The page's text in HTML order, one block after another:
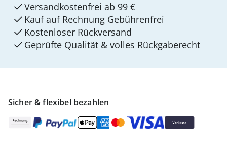
Sicher & flexibel bezahlen
Versandkostenfrei ab 99 €
Kauf auf Rechnung Gebührenfrei
Kostenloser Rückversand
Geprüfte Qualität & volles Rückgaberecht